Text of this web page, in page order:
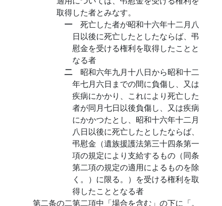
取得した者とみなす。
一 死亡した者が昭和十六年十二月八
日以後に死亡したとしたならば、弔
慰金を受ける権利を取得したことと
なる者
二 昭和六年九月十八日から昭和十二
年七月六日までの間に負傷し、又は
疾病にかかり、これにより死亡した
者が同月七日以後負傷し、又は疾病
にかかつたとし、昭和十六年十二月
八日以後に死亡したとしたならば、
弔慰金（遺族援護法第三十四条第一
項の規定により支給するもの（同条
第二項の規定の適用によるものを除
く。）に限る。）を受ける権利を取
得したこととなる者
第二条の二第二項中「場合を含む」の下に「。